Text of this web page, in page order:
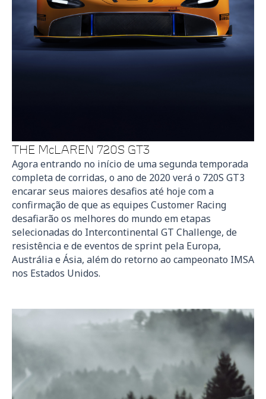
THE McLAREN 720S GT3
Agora entrando no início de uma segunda temporada
completa de corridas, o ano de 2020 verá o 720S GT3
encarar seus maiores desafios até hoje com a
confirmação de que as equipes Customer Racing
desafiarão os melhores do mundo em etapas
selecionadas do Intercontinental GT Challenge, de
resistência e de eventos de sprint pela Europa,
Austrália e Ásia, além do retorno ao campeonato IMSA
nos Estados Unidos.